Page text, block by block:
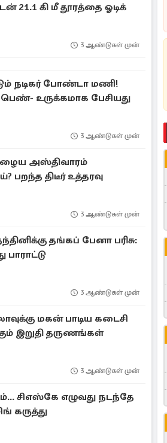
21.1 கி மீ தூரத்தை ஓடிக்
3 ஆண்டுகள் முன்
நடிகர் போண்டா மணி!
உருக்கமாக பேசியது
3 ஆண்டுகள் முன்
அஸ்திவாரம்
பறந்த திடீர் உத்தரவு
3 ஆண்டுகள் முன்
தங்கப் பேனா பரிசு:
பாராட்டு
3 ஆண்டுகள் முன்
மகன் பாடிய கடைசி
இறுதி தருணங்கள்
3 ஆண்டுகள் முன்
சிஎஸ்கே எழுவது நடந்தே
கருத்து